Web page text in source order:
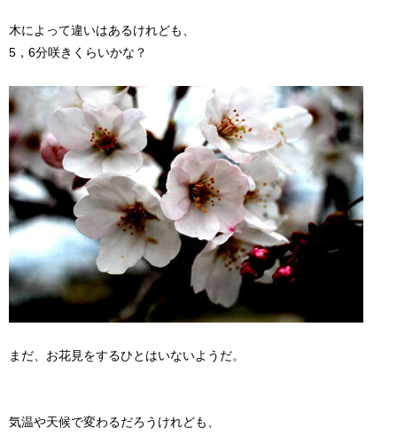
木によって違いはあるけれども、
5，6分咲きくらいかな？
まだ、お花見をするひとはいないようだ。
気温や天候で変わるだろうけれども、